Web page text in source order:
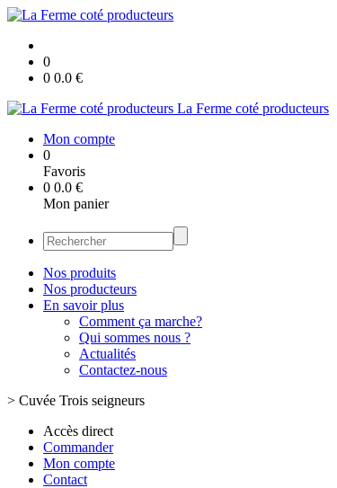
0
0 0.0 €
La Ferme coté producteurs
Mon compte
0
Favoris
0 0.0 €
Mon panier
Nos produits
Nos producteurs
En savoir plus
Comment ça marche?
Qui sommes nous ?
Actualités
Contactez-nous
> Cuvée Trois seigneurs
Accès direct
Commander
Mon compte
Contact